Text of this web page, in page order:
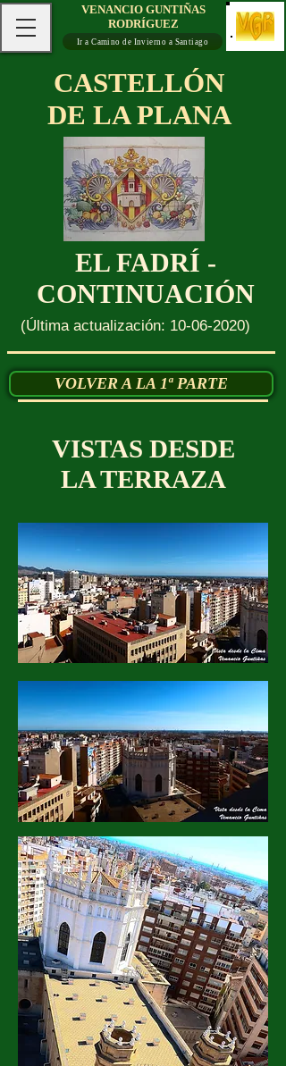
VENANCIO GUNTIÑAS
RODRÍGUEZ
Ir a Camino de Invierno a Santiago
CASTELLÓN
DE LA PLANA
EL FADRÍ -
CONTINUACIÓN
(Última actualización: 10-06-2020)
VOLVER A LA 1ª PARTE
VISTAS DESDE
LA TERRAZA